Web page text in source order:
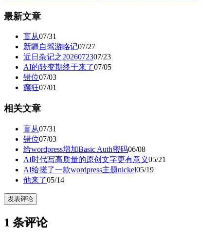
最新文章
盲从07/31
新疆自驾游略记07/27
近日杂记之2026072307/23
AI的转变期终于来了07/05
错位07/03
癫狂07/01
相关文章
盲从07/31
错位07/03
给wordpress增加Basic Auth密码06/08
AI时代写高质量的原创文字更有意义05/21
AI给搓了一款wordpress主题nickel05/19
他来了05/14
发表评论
1 条评论